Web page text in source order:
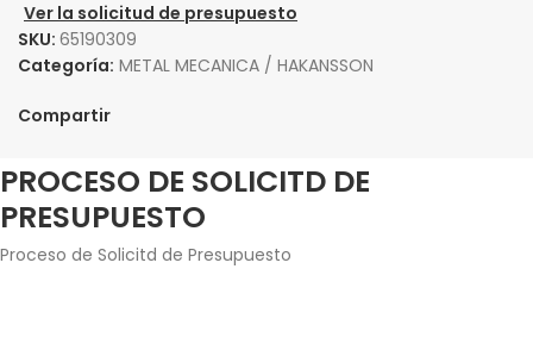
Ver la solicitud de presupuesto
SKU: 65190309
Categoría: METAL MECANICA / HAKANSSON
Compartir
PROCESO DE SOLICITD DE
PRESUPUESTO
Proceso de Solicitd de Presupuesto